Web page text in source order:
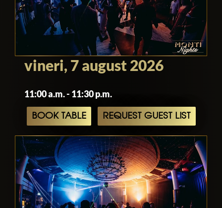
vineri, 7 august 2026
11:00 a.m. - 11:30 p.m.
BOOK TABLE REQUEST GUEST LIST